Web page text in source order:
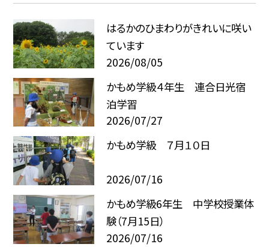
はるかのひまわりがきれいに咲い
ています
2026/08/05
かもめ学級４年生 連合日光宿
泊学習
2026/07/27
かもめ学級 ７月１０日
2026/07/16
かもめ学級6年生 中学校授業体
験（7月15日）
2026/07/16